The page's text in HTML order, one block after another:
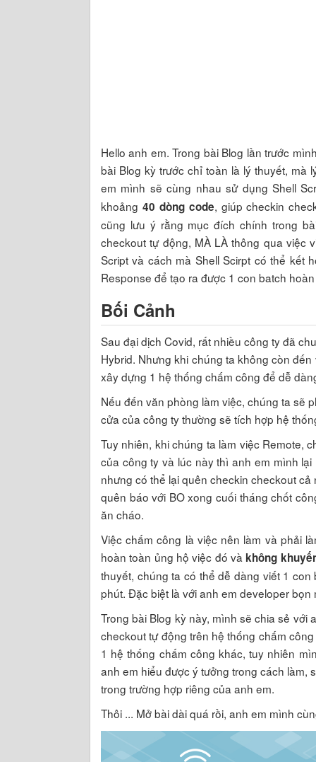
Hello anh em. Trong bài Blog lần trước
bài Blog kỳ trước chỉ toàn là lý thuyết, mà
em mình sẽ cùng nhau sử dụng Shell
khoảng 40 dòng code, giúp checkin
cũng lưu ý rằng mục đích chính trong
checkout tự động, MÀ LÀ thông qua việc
Script và cách mà Shell Scirpt có thể kết
Response để tạo ra được 1 con batch
Bối Cảnh
Sau đại dịch Covid, rất nhiều công ty đã
Hybrid. Nhưng khi chúng ta không còn
xây dựng 1 hệ thống chấm công để dễ
Nếu đến văn phòng làm việc, chúng ta sẽ
cửa của công ty thường sẽ tích hợp hệ
Tuy nhiên, khi chúng ta làm việc Remote,
của công ty và lúc này thì anh em mình
nhưng có thể lại quên checkin checkout
quên báo với BO xong cuối tháng chốt
ăn cháo.
Việc chấm công là việc nên làm và phải
hoàn toàn ủng hộ việc đó và không
thuyết, chúng ta có thể dễ dàng viết 1
phút. Đặc biệt là với anh em developer
Trong bài Blog kỳ này, mình sẽ chia sẻ
checkout tự động trên hệ thống chấm
1 hệ thống chấm công khác, tuy nhiên
anh em hiểu được ý tưởng trong cách làm,
trong trường hợp riêng của anh em.
Thôi ... Mở bài dài quá rồi, anh em mình